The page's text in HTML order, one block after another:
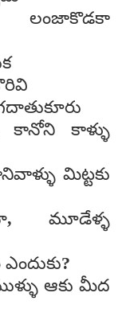
లంజాకొడకా
కానోని కాళ్ళు
మిట్టకు
మూడేళ్ళ
ఆకు మీద